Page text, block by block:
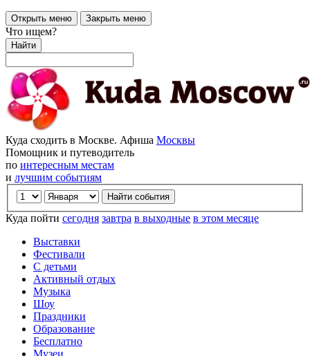
Открыть меню Закрыть меню
Что ищем?
Найти
Куда сходить в Москве. Афиша Москвы
Помощник и путеводитель
по интересным местам
и лучшим событиям
Куда пойти сегодня завтра в выходные в этом месяце
Выставки
Фестивали
С детьми
Активный отдых
Музыка
Шоу
Праздники
Образование
Бесплатно
Музеи